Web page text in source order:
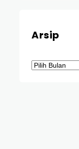
Arsip
Arsip